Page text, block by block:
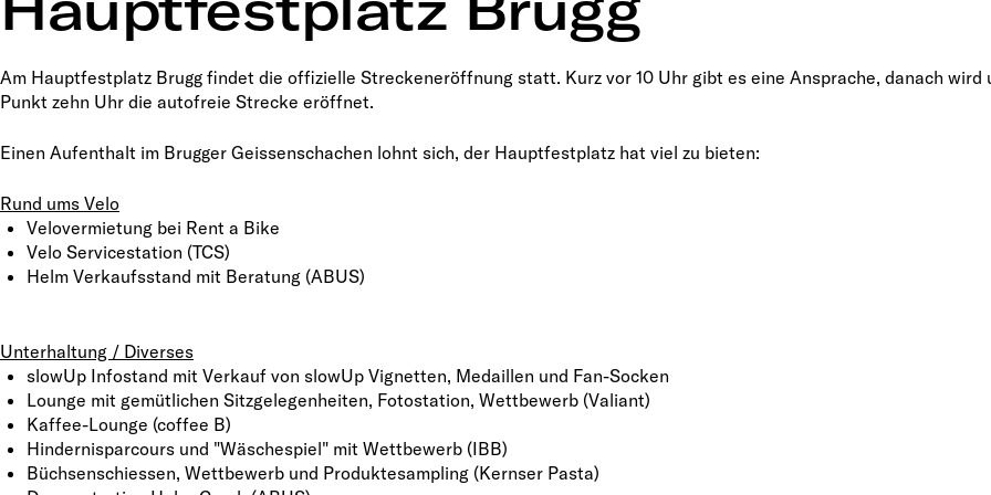
Am Hauptfestplatz Brugg findet die offizielle Streckeneröffnung statt. Kurz vor 10 Uhr gibt es eine Ansprache, danach wird
Punkt zehn Uhr die autofreie Strecke eröffnet.
Einen Aufenthalt im Brugger Geissenschachen lohnt sich, der Hauptfestplatz hat viel zu bieten:
Rund ums Velo
Velovermietung bei Rent a Bike
Velo Servicestation (TCS)
Helm Verkaufsstand mit Beratung (ABUS)
Unterhaltung / Diverses
slowUp Infostand mit Verkauf von slowUp Vignetten, Medaillen und Fan-Socken
Lounge mit gemütlichen Sitzgelegenheiten, Fotostation, Wettbewerb (Valiant)
Kaffee-Lounge (coffee B)
Hindernisparcours und "Wäschespiel" mit Wettbewerb (IBB)
Büchsenschiessen, Wettbewerb und Produktesampling (Kernser Pasta)